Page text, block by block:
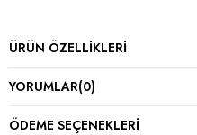
ÜRÜN ÖZELLIKLERI
YORUMLAR(0)
ÖDEME SEÇENEKLERI